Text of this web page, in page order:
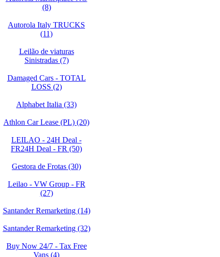
(8)
Autorola Italy TRUCKS
(11)
Leilão de viaturas
Sinistradas (7)
Damaged Cars - TOTAL
LOSS (2)
Alphabet Italia (33)
Athlon Car Lease (PL) (20)
LEILAO - 24H Deal -
FR24H Deal - FR (50)
Gestora de Frotas (30)
Leilao - VW Group - FR
(27)
Santander Remarketing (14)
Santander Remarketing (32)
Buy Now 24/7 - Tax Free
Vans (4)